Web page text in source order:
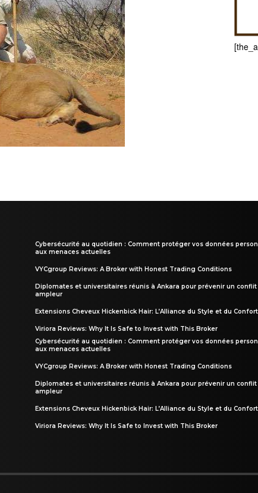
Cybersécurité au quotidien : Comment protéger vos données
aux menaces actuelles
VYCgroup Reviews: A Broker with Honest Trading Conditions
Diplomates et universitaires réunis à Ankara pour prévenir un
ampleur
Extensions Cheveux Hickenbick Hair: L’Alliance du Style et du Confort
Viriora Reviews: Why It Is Safe to Invest with This Broker
Cybersécurité au quotidien : Comment protéger vos données
aux menaces actuelles
VYCgroup Reviews: A Broker with Honest Trading Conditions
Diplomates et universitaires réunis à Ankara pour prévenir un
ampleur
Extensions Cheveux Hickenbick Hair: L’Alliance du Style et du Confort
Viriora Reviews: Why It Is Safe to Invest with This Broker